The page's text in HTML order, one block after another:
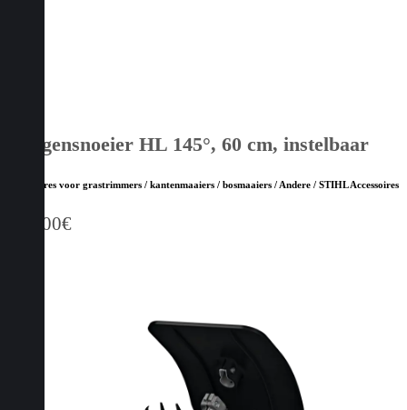
Heggensnoeier HL 145°, 60 cm, instelbaar
Accessoires voor grastrimmers / kantenmaaiers / bosmaaiers / Andere / STIHL Accessoires
449,00€